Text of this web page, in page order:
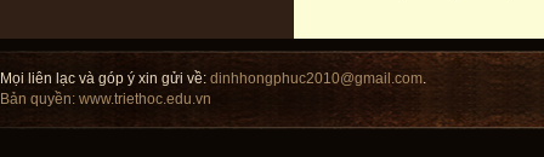
Mọi liên lạc và góp ý xin gửi về: dinhhongphuc2010@gmail.com.
Bản quyền: www.triethoc.edu.vn